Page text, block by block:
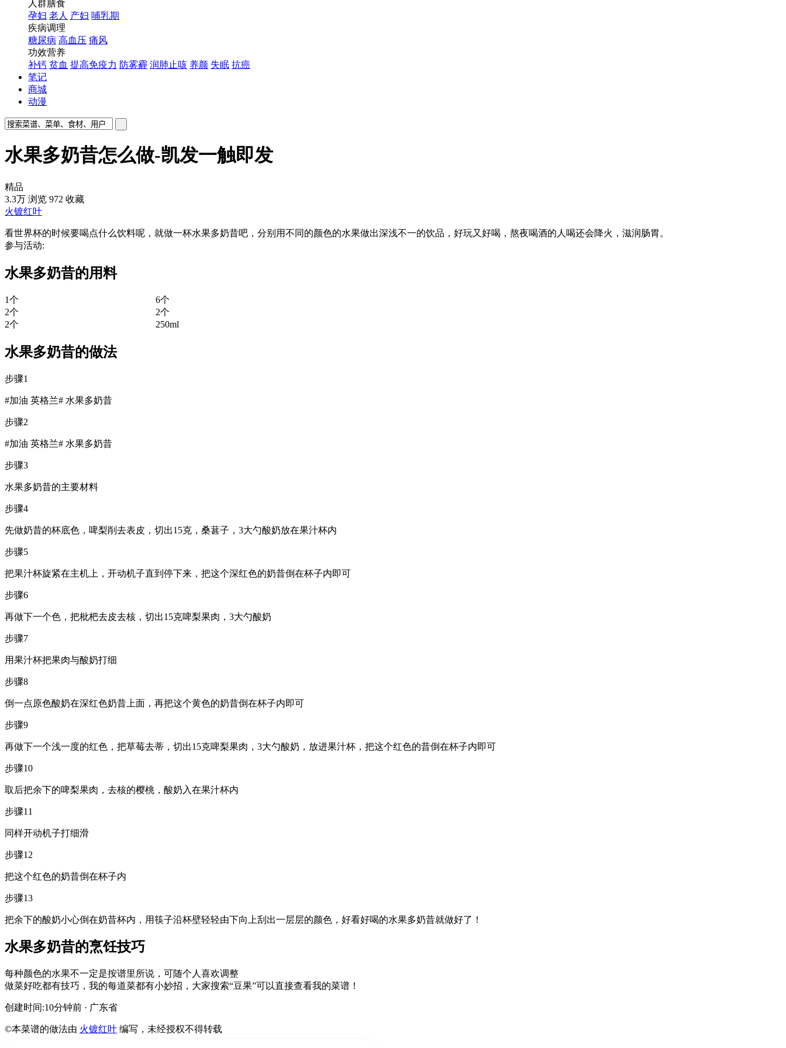
人群膳食
孕妇 老人 产妇 哺乳期
疾病调理
糖尿病 高血压 痛风
功效营养
补钙 贫血 提高免疫力 防雾霾 润肺止咳 养颜 失眠 抗癌
笔记
商城
动漫
水果多奶昔怎么做-凯发一触即发
精品
3.3万 浏览 972 收藏
火镀红叶
看世界杯的时候要喝点什么饮料呢，就做一杯水果多奶昔吧，分别用不同的颜色的水果做出深浅不一的饮品，好玩又好喝，熬夜喝酒的人喝还会降火，滋润肠胃。
参与活动:
水果多奶昔的用料
1个
6个
2个
2个
2个
250ml
水果多奶昔的做法
步骤1
#加油 英格兰# 水果多奶昔
步骤2
#加油 英格兰# 水果多奶昔
步骤3
水果多奶昔的主要材料
步骤4
先做奶昔的杯底色，啤梨削去表皮，切出15克，桑葚子，3大勺酸奶放在果汁杯内
步骤5
把果汁杯旋紧在主机上，开动机子直到停下来，把这个深红色的奶昔倒在杯子内即可
步骤6
再做下一个色，把枇杷去皮去核，切出15克啤梨果肉，3大勺酸奶
步骤7
用果汁杯把果肉与酸奶打细
步骤8
倒一点原色酸奶在深红色奶昔上面，再把这个黄色的奶昔倒在杯子内即可
步骤9
再做下一个浅一度的红色，把草莓去蒂，切出15克啤梨果肉，3大勺酸奶，放进果汁杯，把这个红色的昔倒在杯子内即可
步骤10
取后把余下的啤梨果肉，去核的樱桃，酸奶入在果汁杯内
步骤11
同样开动机子打细滑
步骤12
把这个红色的奶昔倒在杯子内
步骤13
把余下的酸奶小心倒在奶昔杯内，用筷子沿杯壁轻轻由下向上刮出一层层的颜色，好看好喝的水果多奶昔就做好了！
水果多奶昔的烹饪技巧
每种颜色的水果不一定是按谱里所说，可随个人喜欢调整
做菜好吃都有技巧，我的每道菜都有小妙招，大家搜索“豆果”可以直接查看我的菜谱！
创建时间:10分钟前 · 广东省
©本菜谱的做法由 火镀红叶 编写，未经授权不得转载